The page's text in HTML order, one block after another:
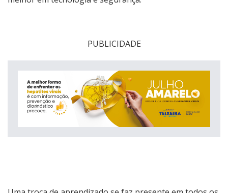
PUBLICIDADE